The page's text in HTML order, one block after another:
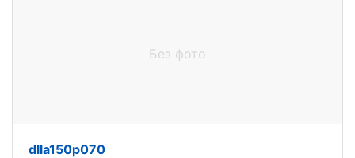
Без фото
dlla150p070